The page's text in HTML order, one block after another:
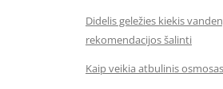
Didelis geležies kiekis
rekomendacijos šalinti
Kaip veikia atbulinis osmosas